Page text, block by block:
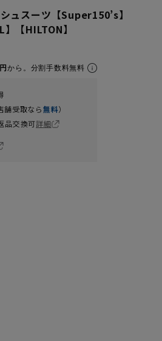
ュスーツ【Super150’s】
】【HILTON】
から。分割手数料無料
舗受取なら無料）
品交換可詳細